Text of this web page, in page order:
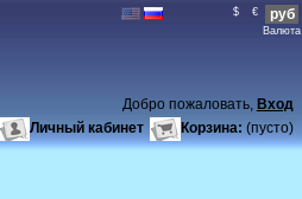
$ € руб
Валюта
Добро пожаловать, Вход
Корзина: (пусто)
Личный кабинет